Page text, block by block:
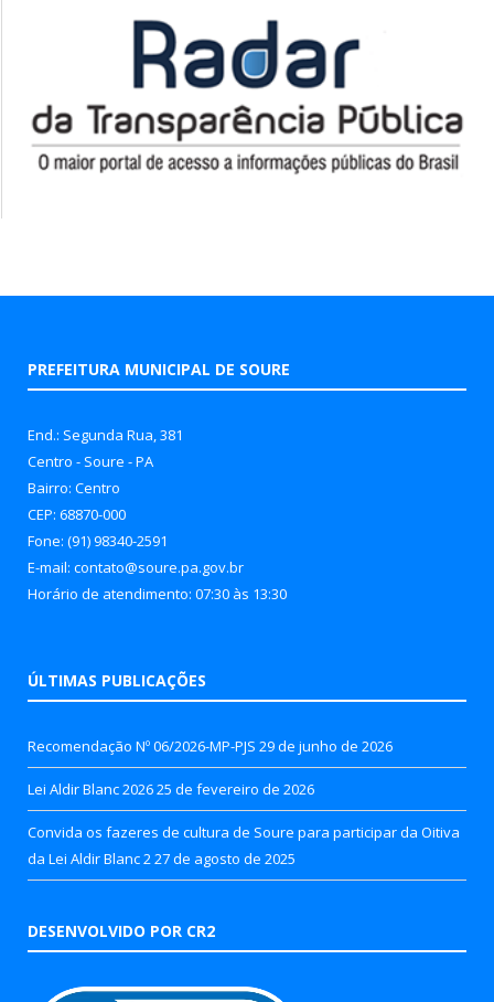
PREFEITURA MUNICIPAL DE SOURE
End.: Segunda Rua, 381
Centro - Soure - PA
Bairro: Centro
CEP: 68870-000
Fone: (91) 98340-2591
E-mail: contato@soure.pa.gov.br
Horário de atendimento: 07:30 às 13:30
ÚLTIMAS PUBLICAÇÕES
Recomendação Nº 06/2026-MP-PJS 29 de junho de 2026
Lei Aldir Blanc 202625 de fevereiro de 2026
Convida os fazeres de cultura de Soure para participar da Oitiva
da Lei Aldir Blanc 227 de agosto de 2025
DESENVOLVIDO POR CR2